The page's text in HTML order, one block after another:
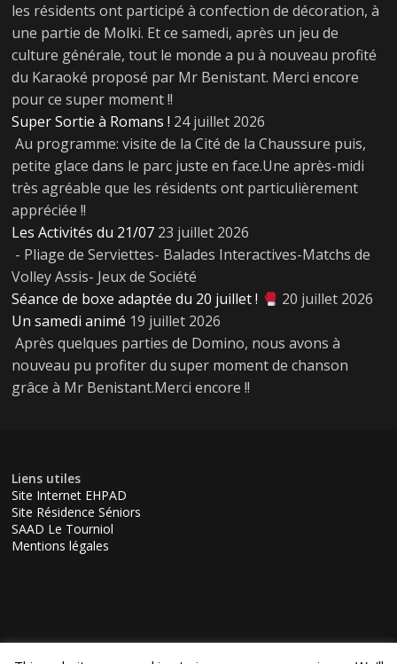
les résidents ont participé à confection de décoration, à
une partie de Molki. Et ce samedi, après un jeu de
culture générale, tout le monde a pu à nouveau profité
du Karaoké proposé par Mr Benistant. Merci encore
pour ce super moment !!
Super Sortie à Romans ! 24 juillet 2026
Au programme: visite de la Cité de la Chaussure puis,
petite glace dans le parc juste en face.Une après-midi
très agréable que les résidents ont particulièrement
appréciée !!
Les Activités du 21/07 23 juillet 2026
- Pliage de Serviettes- Balades Interactives-Matchs de
Volley Assis- Jeux de Société
Séance de boxe adaptée du 20 juillet !
20 juillet 2026
Un samedi animé 19 juillet 2026
Après quelques parties de Domino, nous avons à
nouveau pu profiter du super moment de chanson
grâce à Mr Benistant.Merci encore !!
Liens utiles
Site Internet EHPAD
Site Résidence Séniors
SAAD Le Tourniol
Mentions légales
Copyright © 2026 Les Bout'Chous – Micro-crèche à Bésayes